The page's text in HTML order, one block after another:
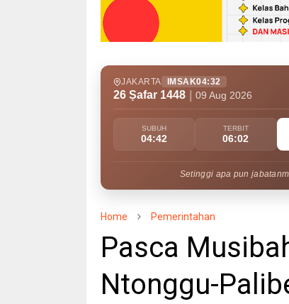
JAKARTA IMSAK04:32
26 Ṣafar 1448 09 Aug 2026
SUBUH
04:42
TERBIT
06:02
Setinggi apa pun
Home Pemerintahan
Pasca
Ntonggu-